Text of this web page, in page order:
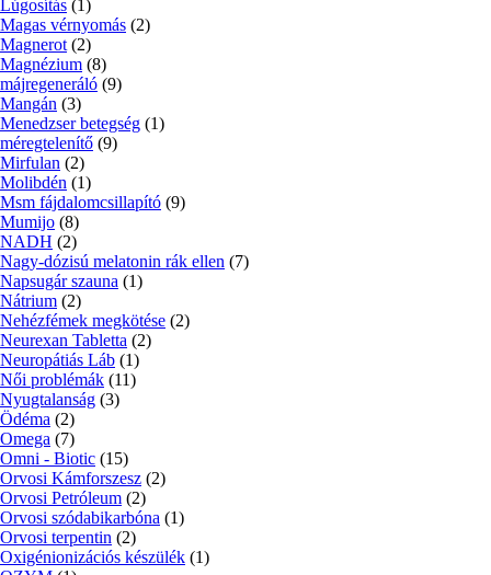
Lúgosítás (1)
Magas vérnyomás (2)
Magnerot (2)
Magnézium (8)
májregeneráló (9)
Mangán (3)
Menedzser betegség (1)
méregtelenítő (9)
Mirfulan (2)
Molibdén (1)
Msm fájdalomcsillapító (9)
Mumijo (8)
NADH (2)
Nagy-dózisú melatonin rák ellen (7)
Napsugár szauna (1)
Nátrium (2)
Nehézfémek megkötése (2)
Neurexan Tabletta (2)
Neuropátiás Láb (1)
Női problémák (11)
Nyugtalanság (3)
Ödéma (2)
Omega (7)
Omni - Biotic (15)
Orvosi Kámforszesz (2)
Orvosi Petróleum (2)
Orvosi szódabikarbóna (1)
Orvosi terpentin (2)
Oxigénionizációs készülék (1)